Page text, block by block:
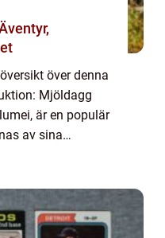
över denna
Mjöldagg
är en populär
av sina